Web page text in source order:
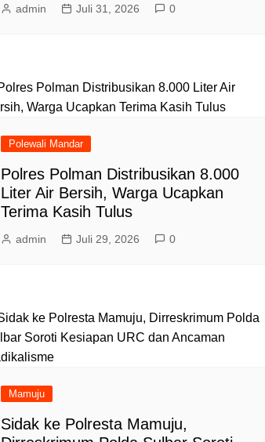
admin Juli 31, 2026 0
Polewali Mandar
Polres Polman Distribusikan 8.000
Liter Air Bersih, Warga Ucapkan
Terima Kasih Tulus
admin Juli 29, 2026 0
Mamuju
Sidak ke Polresta Mamuju,